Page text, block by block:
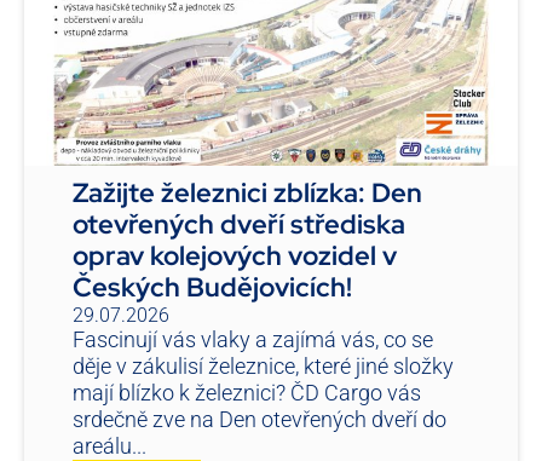
Zažijte železnici zblízka: Den
otevřených dveří střediska
oprav kolejových vozidel v
Českých Budějovicích!
29.07.2026
Fascinují vás vlaky a zajímá vás, co se
děje v zákulisí železnice, které jiné složky
mají blízko k železnici? ČD Cargo vás
srdečně zve na Den otevřených dveří do
areálu...